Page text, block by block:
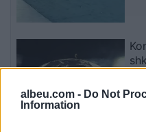
albeu.com - Do Not
Information